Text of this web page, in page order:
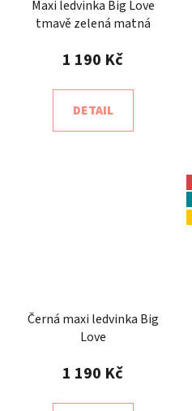
Maxi ledvinka Big Love
tmavě zelená matná
1 190 Kč
DETAIL
Černá maxi ledvinka Big
Love
1 190 Kč